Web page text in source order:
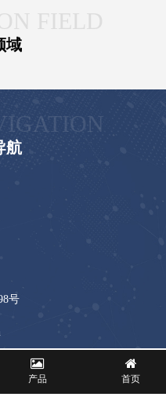
域
航
号
公司备案号
产品 首页